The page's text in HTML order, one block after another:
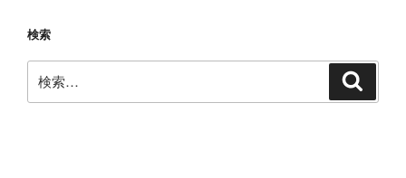
ペ
ジ
送
検索
索: